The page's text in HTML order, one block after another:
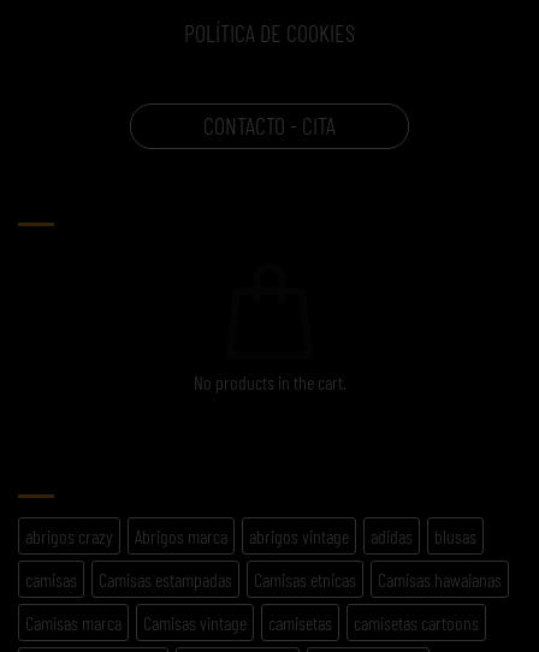
POLÍTICA DE COOKIES
CONTACTO - CITA
No products in the cart.
abrigos crazy Abrigos marca abrigos vintage adidas
blusas
camisas
Camisas estampadas Camisas etnicas
Camisas hawaianas
Camisas marca
Camisas vintage camisetas
camisetas cartoons